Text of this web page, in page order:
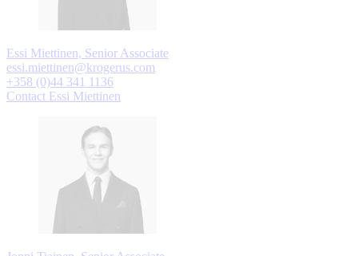
Essi Miettinen, Senior Associate
essi.miettinen@krogerus.com
+358 (0)44 341 1136
Contact Essi Miettinen